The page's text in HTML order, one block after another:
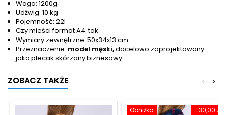
Waga: 1200g
Udźwig: 10 kg
Pojemność: 22l
Czy mieści format A4: tak
Wymiary zewnętrzne: 50x34x13 cm
Przeznaczenie: model męski,docelowo zaprojektowany
jako plecak skórzany biznesowy
ZOBACZ TAKŻE >
<
- 30,00 zł
Obniżka